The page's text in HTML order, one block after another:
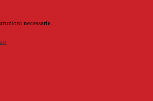
necessarie.